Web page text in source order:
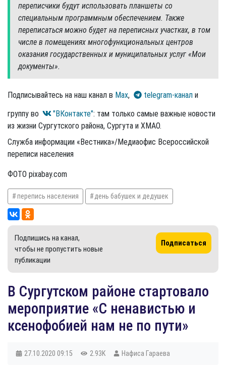
переписчики будут использовать планшеты со
специальным программным обеспечением. Также
переписаться можно будет на переписных участках, в том
числе в помещениях многофункциональных центров
оказания государственных и муниципальных услуг «Мои
документы».
Подписывайтесь на наш канал в Max, telegram-канал и
группу во
"ВКонтакте": там только самые важные новости
из жизни Сургутского района, Сургута и ХМАО.
Служба информации «Вестника»/Медиаофис Всероссийской
переписи населения
ФОТО pixabay.com
перепись населения день бабушек и дедушек
Подпишись на канал,
чтобы не пропустить новые
публикации
Подписаться
В Сургутском районе стартовало
мероприятие «С ненавистью и
ксенофобией нам не по пути»
27.10.2020 09:15 2.93K Нафиса Гараева